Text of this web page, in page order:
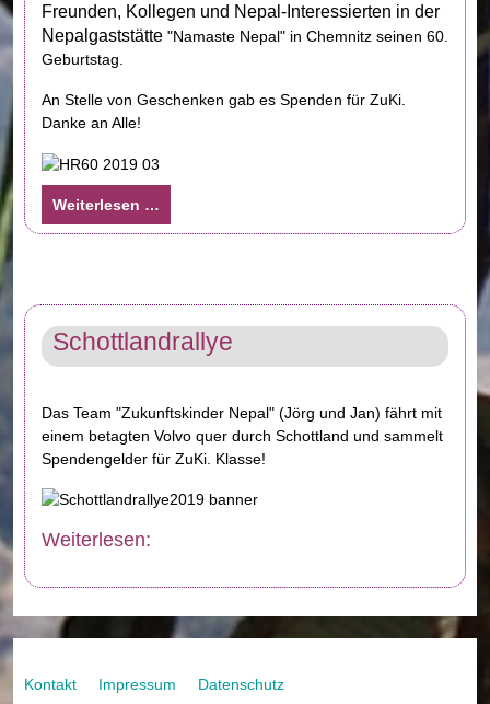
Freunden, Kollegen und Nepal-Interessierten in der
Nepalgaststätte "Namaste Nepal" in Chemnitz seinen 60.
Geburtstag.
An Stelle von Geschenken gab es Spenden für ZuKi.
Danke an Alle!
Weiterlesen …
Schottlandrallye
Das Team "Zukunftskinder Nepal" (Jörg und Jan) fährt mit
einem betagten Volvo quer durch Schottland und sammelt
Spendengelder für ZuKi. Klasse!
Weiterlesen:
Kontakt Impressum Datenschutz